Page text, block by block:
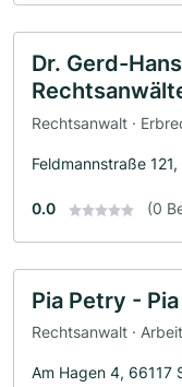
Dr. Gerd-
Rechtsanwalt ·
Feldmannstraße
0.0 (0
Pia Petry -
Rechtsanwalt ·
Am Hagen 4, 66117